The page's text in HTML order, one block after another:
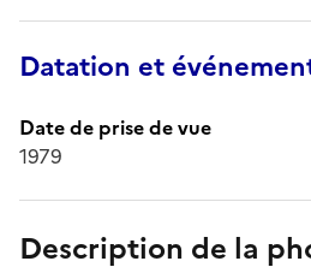
Datation et
Date de prise de vue
1979
Description de la